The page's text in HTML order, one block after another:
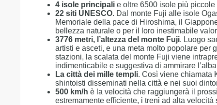
4 isole principalie oltre 6500 isole più piccole
22 siti UNESCO. Dal monte Fuji alle isole
Memoriale della pace di Hiroshima, il
bellezza naturale o per il loro inestimabile
3776 metri, l’altezza del monte Fuji. Luogo
artisti e asceti, e una meta molto popolare per
stazioni, la scalata del monte Fuji viene
indimenticabile e suggestiva di ammirare
La città dei mille templi. Così viene chiamata
shintoisti disseminati nella città e nei suoi
500 km/h è la velocità che raggiungerà il
estremamente efficiente, i treni ad alta